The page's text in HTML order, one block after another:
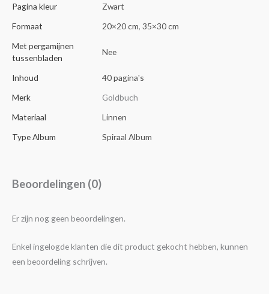
Pagina kleur
Zwart
Formaat
20×20 cm, 35×30 cm
Met pergamijnen
tussenbladen
Nee
Inhoud
40 pagina's
Merk
Goldbuch
Materiaal
Linnen
Type Album
Spiraal Album
Beoordelingen (0)
Er zijn nog geen beoordelingen.
Enkel ingelogde klanten die dit product gekocht hebben, kunnen
een beoordeling schrijven.